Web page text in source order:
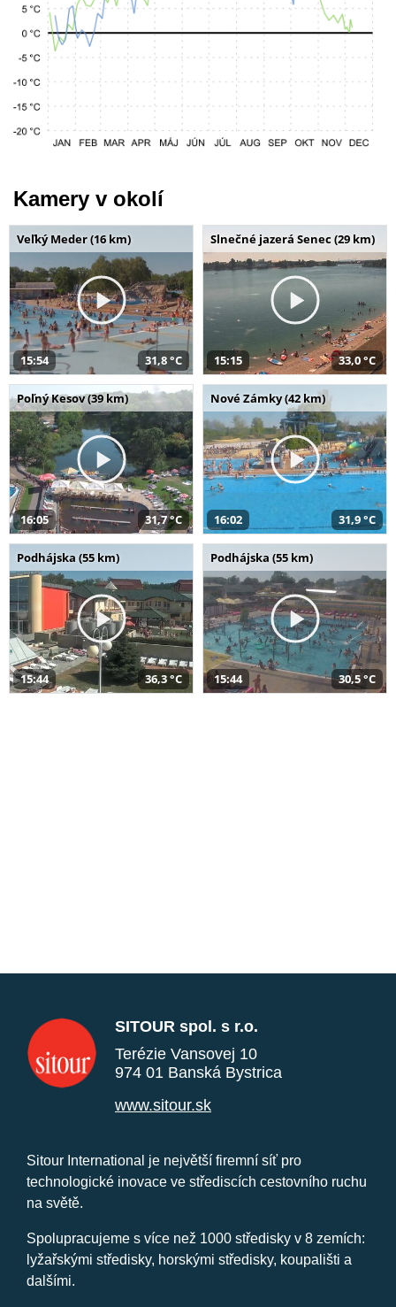
Kamery v okolí
Veľký Meder (16 km)
15:54 31,8 °C
Slnečné jazerá Senec (29 km)
15:15 33,0 °C
Poľný Kesov (39 km)
16:05 31,7 °C
Nové Zámky (42 km)
16:02 31,9 °C
Podhájska (55 km)
15:44 36,3 °C
Podhájska (55 km)
15:44 30,5 °C
SITOUR spol. s r.o.
Terézie Vansovej 10
974 01 Banská Bystrica
www.sitour.sk
Sitour International je největší firemní síť pro
technologické inovace ve střediscích cestovního ruchu
na světě.
Spolupracujeme s více než 1000 středisky v 8 zemích:
lyžařskými středisky, horskými středisky, koupališti a
dalšími.